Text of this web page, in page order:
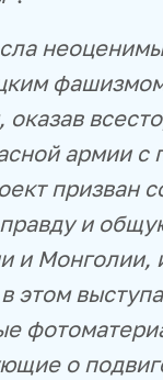
оказав
армии с
призван
и
и Монголии,
этом
о